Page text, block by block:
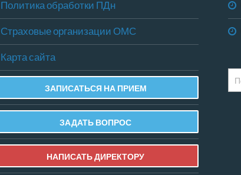
Политика обработки ПДн
Страховые организации ОМС
Карта сайта
ЗАПИСАТЬСЯ НА ПРИЕМ
ЗАДАТЬ ВОПРОС
НАПИСАТЬ ДИРЕКТОРУ